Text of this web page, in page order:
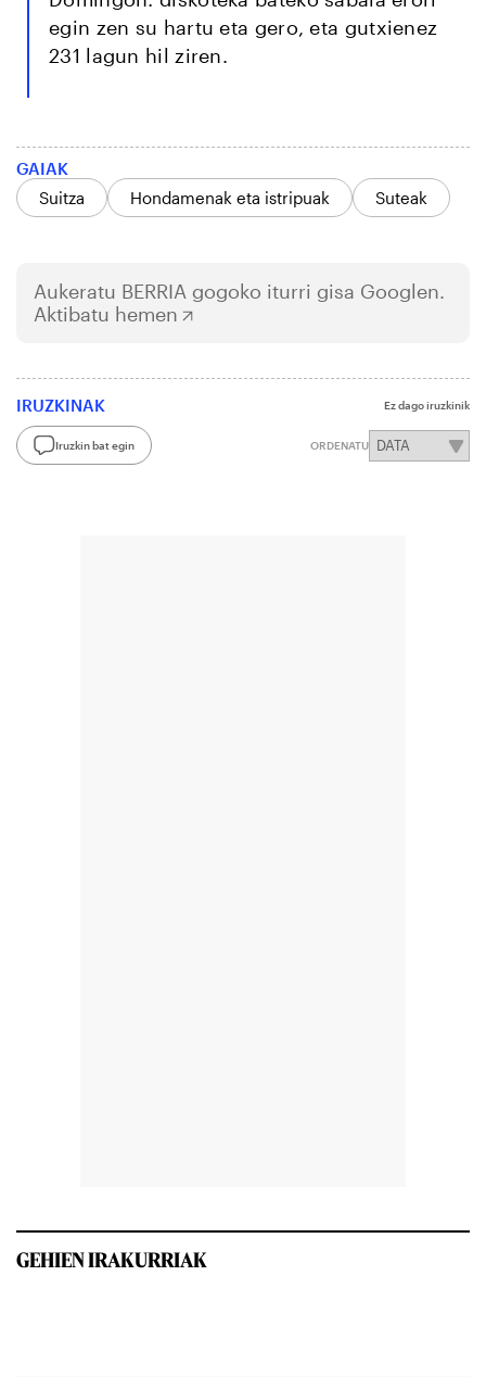
egin zen su hartu eta gero, eta gutxienez
231 lagun hil ziren.
GAIAK
Suitza
Hondamenak eta istripuak Suteak
Aukeratu BERRIA gogoko iturri gisa Googlen.
Aktibatu hemen
IRUZKINAK Ez dago iruzkinik
Iruzkin bat egin ORDENATU
GEHIEN IRAKURRIAK